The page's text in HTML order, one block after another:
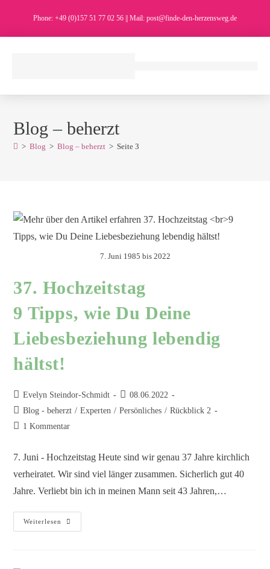
Phone: +49 (0)157 51 77 02 56 || Mail: post@finde-den-herzensweg.de
Blog – beherzt
> Blog > Blog – beherzt > Seite 3
7. Juni 1985 bis 2022
37. Hochzeitstag
9 Tipps, wie Du Deine
Liebesbeziehung lebendig
hältst!
Evelyn Steindor-Schmidt
08.06.2022
Blog - beherzt / Experten / Persönliches / Rückblick 2
1 Kommentar
7. Juni - Hochzeitstag Heute sind wir genau 37 Jahre kirchlich
verheiratet. Wir sind viel länger zusammen. Sicherlich gut 40
Jahre. Verliebt bin ich in meinen Mann seit 43 Jahren,…
Weiterlesen